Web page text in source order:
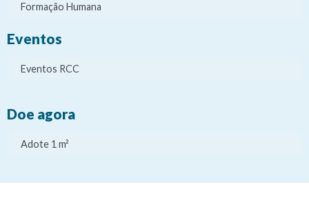
Formação Humana
Eventos
Eventos RCC
Doe agora
Adote 1 m²